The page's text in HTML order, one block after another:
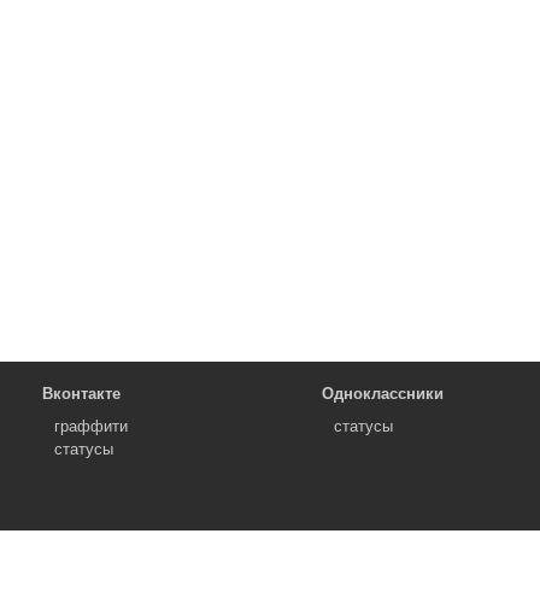
Вконтакте
граффити
статусы
Одноклассники
статусы